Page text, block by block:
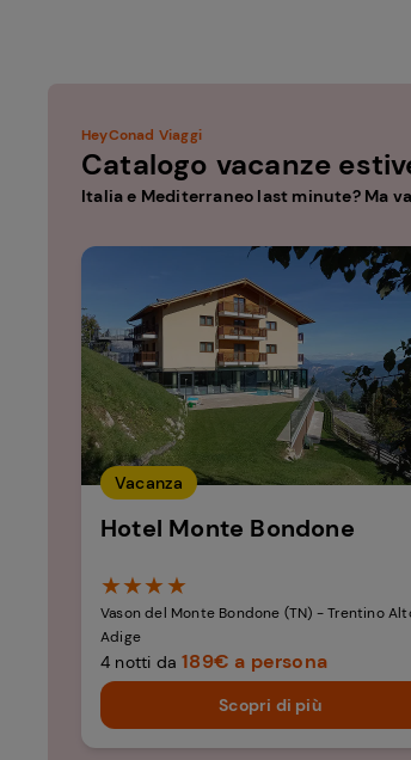
HeyConad Viaggi
Catalogo vacanze
Italia e Mediterraneo last minute? Ma
Vacanza
Hotel Monte Bondone​
★★★★
Vason del Monte Bondone (TN) - Trentino
Adige
4 notti da189€ a persona
Scopri di più